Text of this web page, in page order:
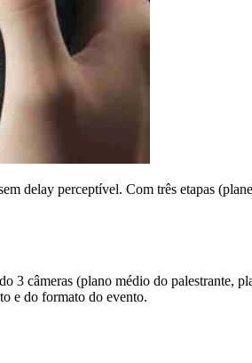
delay perceptível. Com três etapas
3 câmeras (plano médio do palestrante,
e do formato do evento.